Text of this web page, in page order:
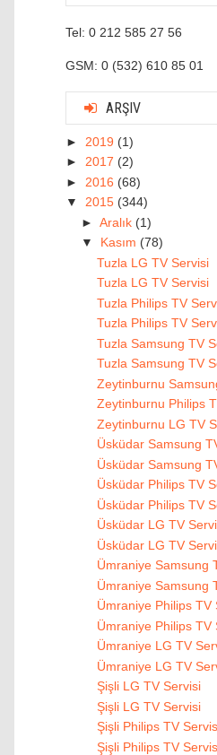
Tel: 0 212 585 27 56
GSM: 0 (532) 610 85 01
ARŞIV
► 2019 (1)
► 2017 (2)
► 2016 (68)
▼ 2015 (344)
► Aralık (1)
▼ Kasım (78)
Tuzla LG TV Servisi
Tuzla LG TV Servisi
Tuzla Philips TV
Tuzla Philips TV
Tuzla Samsung TV
Tuzla Samsung TV
Zeytinburnu
Zeytinburnu Philips
Zeytinburnu LG TV
Üsküdar Samsung
Üsküdar Samsung
Üsküdar Philips TV
Üsküdar Philips TV
Üsküdar LG TV
Üsküdar LG TV
Ümraniye Samsung
Ümraniye Samsung
Ümraniye Philips TV
Ümraniye Philips TV
Ümraniye LG TV
Ümraniye LG TV
Şişli LG TV Servisi
Şişli LG TV Servisi
Şişli Philips TV
Şişli Philips TV